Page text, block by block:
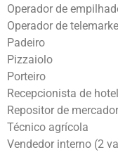
Operador de
Operador de
Padeiro
Pizzaiolo
Porteiro
Recepcionista de
Repositor de
Técnico agrícola
Vendedor interno (2